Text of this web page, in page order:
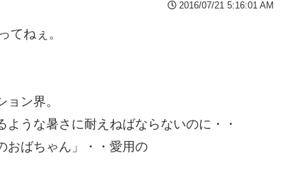
2016/07/21 5:16:01 AM
てねぇ。
ン界。
うな暑さに耐えねばならないのに・・
おばちゃん」・・愛用の